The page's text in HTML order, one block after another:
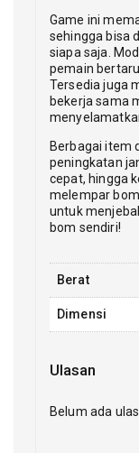
Game ini
sehingga bisa
siapa saja.
pemain
Tersedia juga
bekerja sama
Berbagai item
peningkatan
cepat, hingga
melempar
untuk
bom sendiri!
Berat
Dimensi
Ulasan
Belum ada